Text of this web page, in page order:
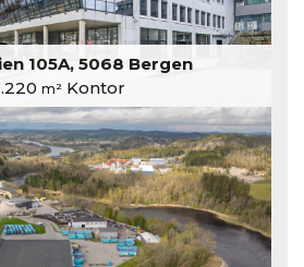
105A, 5068 Bergen
m² Kontor